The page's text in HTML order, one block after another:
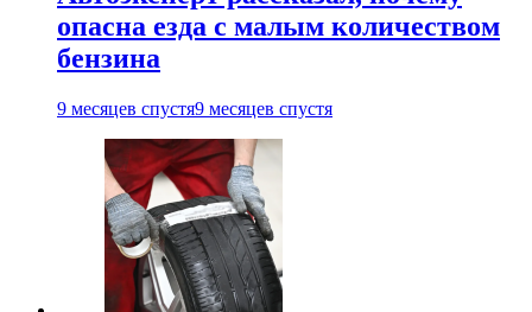
опасна езда с малым количеством
бензина
9 месяцев спустя9 месяцев спустя